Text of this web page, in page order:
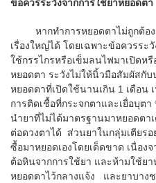
ข้อควรระวังจากการใช้ยาหยอดตา
หากทำการหยอดตาไม่ถูกต้อง จ
เรื่องใหญ่ได้ โดยเฉพาะข้อควรระ
ใช้กรรไกรหรือเข็มลนไฟมาเปิดห
หยอดตา ระวังไม่ให้นิ้วมือสัมผัสกั
หยอดตาที่เปิดใช้นานเกิน 1 เดือน
การติดเชื้อที่กระจกตาและเยื่อบุต
นำยาที่ไม่ได้มาตรฐานมาหยอดตา
ต่อดวงตาได้ ส่วนยาในกลุ่มเตียร
ซื้อมาหยอดเองโดยเด็ดขาด เนื่อง
ต้อหินจากการใช้ยา และห้ามใช้ย
หยอดตาไว้กลางแจ้ง และยาบาง